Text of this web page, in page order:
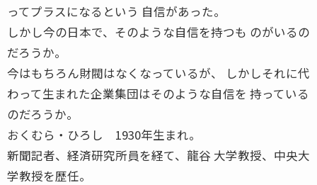
ってプラスになるという 自信があった。
しかし今の日本で、そのような自信を持つも のがいるの
だろうか。
今はもちろん財閥はなくなっているが、 しかしそれに代
わって生まれた企業集団はそのような自信を 持っている
のだろうか。
おくむら・ひろし 1930年生まれ。
新聞記者、経済研究所員を経て、龍谷 大学教授、中央大
学教授を歴任。